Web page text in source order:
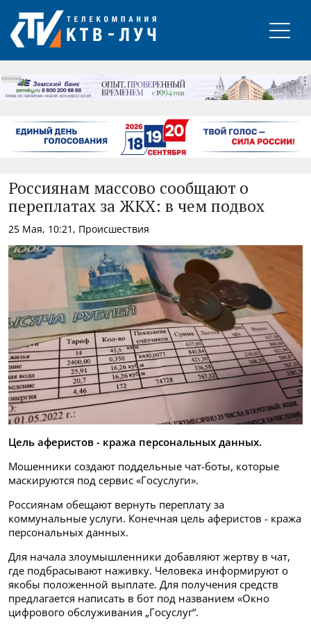
РЕКЛАМА
Россиянам массово сообщают о
переплатах за ЖКХ: в чем подвох
25 Мая, 10:21, Происшествия
Цель аферистов - кража персональных данных.
Мошенники создают поддельные чат-боты, которые
маскируются под сервис «Госуслуги».
Россиянам обещают вернуть переплату за
коммунальные услуги. Конечная цель аферистов - кража
персональных данных.
Для начала злоумышленники добавляют жертву в чат,
где подбрасывают наживку. Человека информируют о
якобы положенной выплате. Для получения средств
предлагается написать в бот под названием «Окно
цифрового обслуживания „Госуслуг“.